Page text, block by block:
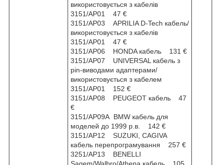
використовується з кабелів
3151/AP01 47 €
3151/AP03 APRILIA D-Tech кабель/
використовується з кабелів
3151/AP01 47 €
3151/AP06 HONDA кабель 131 €
3151/AP07 UNIVERSAL кабель з
pin-виводами адаптерами/
використовується з кабелем
3151/AP01 152 €
3151/AP08 PEUGEOT кабель 47
€
3151/AP09A BMW кабель для
моделей до 1999 р.в. 142 €
3151/AP12 SUZUKI, CAGIVA
кабель перепрограмування 257 €
3251/AP13 BENELLI